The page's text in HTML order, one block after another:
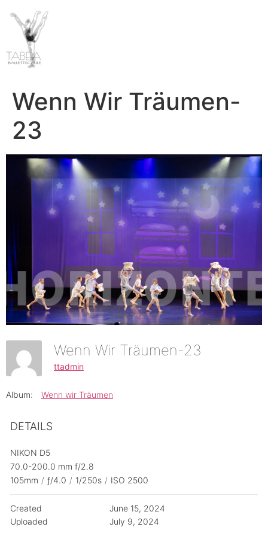
Wenn Wir Träumen-
23
Wenn Wir Träumen-23
ttadmin
Album: Wenn wir Träumen
DETAILS
NIKON D5
70.0-200.0 mm f/2.8
105mm / ƒ/4.0 / 1/250s / ISO 2500
Created
June 15, 2024
Uploaded
July 9, 2024